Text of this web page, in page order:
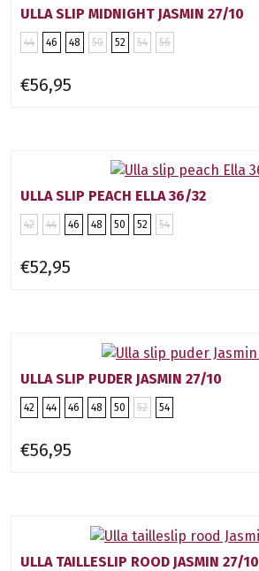
ULLA SLIP MIDNIGHT JASMIN 27/10
44 46 48 50 52 54 56
€56,95
ULLA SLIP PEACH ELLA 36/32
42 44 46 48 50 52 54
€52,95
ULLA SLIP PUDER JASMIN 27/10
42 44 46 48 50 52 54
€56,95
ULLA TAILLESLIP ROOD JASMIN 27/10